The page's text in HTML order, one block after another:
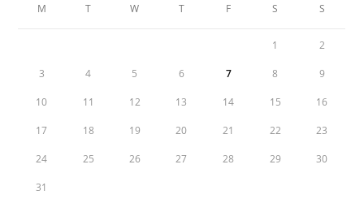
M T W T F S S
1 2
3 4 5 6 7 8 9
10 11 12 13 14 15 16
17 18 19 20 21 22 23
24 25 26 27 28 29 30
31